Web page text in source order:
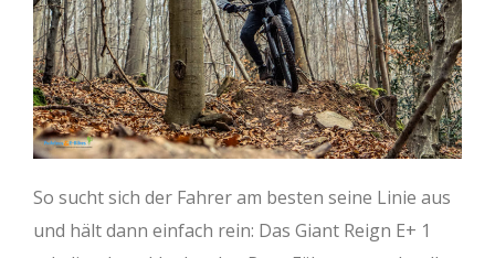
So sucht sich der Fahrer am besten seine Linie aus
und hält dann einfach rein: Das Giant Reign E+ 1